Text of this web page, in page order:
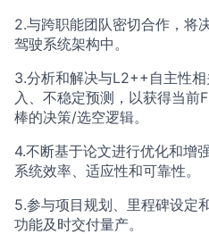
2.与跨职能团队密切合作，将
驾驶系统架构中。
3.分析和解决与L2++自主性
入、不稳定预测，以获得当
棒的决策/选空逻辑。
4.不断基于论文进行优化和增
系统效率、适应性和可靠性。
5.参与项目规划、里程碑设定
功能及时交付量产。